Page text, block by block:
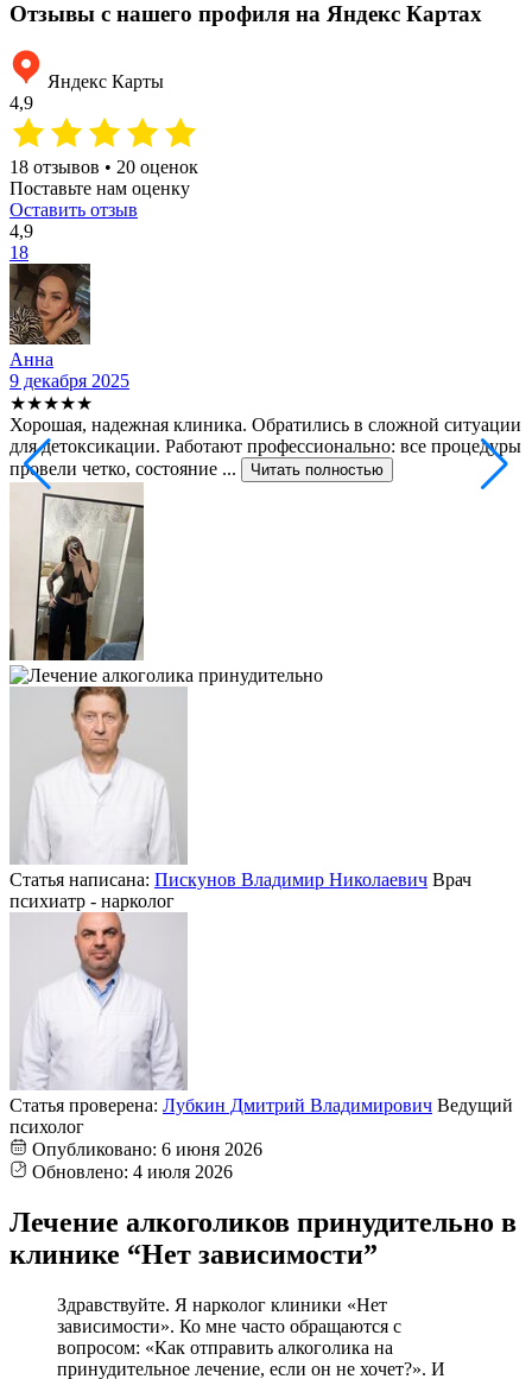
Отзывы с нашего профиля на Яндекс Картах
Яндекс Карты
4,9
18 отзывов • 20 оценок
Поставьте нам оценку
Оставить отзыв
4,9
18
Анна
9 декабря 2025
★★★★★
Хорошая, надежная клиника. Обратились в сложной ситуации
для детоксикации. Работают профессионально: все процедуры
провели четко, состояние ...
Читать полностью
Статья написана: Пискунов Владимир Николаевич Врач
психиатр - нарколог
Статья проверена: Лубкин Дмитрий Владимирович Ведущий
психолог
Опубликовано: 6 июня 2026
Обновлено: 4 июля 2026
Лечение алкоголиков принудительно в
клинике “Нет зависимости”
Здравствуйте. Я нарколог клиники «Нет
зависимости». Ко мне часто обращаются с
вопросом: «Как отправить алкоголика на
принудительное лечение, если он не хочет?». И